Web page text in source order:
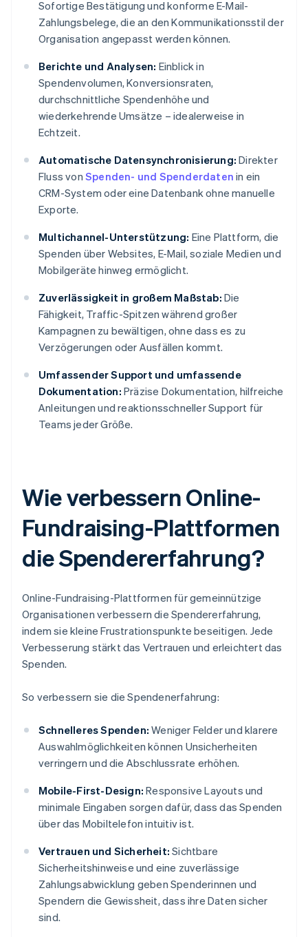
Sofortige Bestätigung und konforme E-Mail-
Zahlungsbelege, die an den Kommunikationsstil der
Organisation angepasst werden können.
Berichte und Analysen: Einblick in
Spendenvolumen, Konversionsraten,
durchschnittliche Spendenhöhe und
wiederkehrende Umsätze – idealerweise in
Echtzeit.
Automatische Datensynchronisierung: Direkter
Fluss von Spenden- und Spenderdaten in ein
CRM-System oder eine Datenbank ohne manuelle
Exporte.
Multichannel-Unterstützung: Eine Plattform, die
Spenden über Websites, E-Mail, soziale Medien und
Mobilgeräte hinweg ermöglicht.
Zuverlässigkeit in großem Maßstab: Die
Fähigkeit, Traffic-Spitzen während großer
Kampagnen zu bewältigen, ohne dass es zu
Verzögerungen oder Ausfällen kommt.
Umfassender Support und umfassende
Dokumentation: Präzise Dokumentation, hilfreiche
Anleitungen und reaktionsschneller Support für
Teams jeder Größe.
Wie verbessern Online-
Fundraising-Plattformen
die Spendererfahrung?
Online-Fundraising-Plattformen für gemeinnützige
Organisationen verbessern die Spendererfahrung,
indem sie kleine Frustrationspunkte beseitigen. Jede
Verbesserung stärkt das Vertrauen und erleichtert das
Spenden.
So verbessern sie die Spendenerfahrung:
Schnelleres Spenden: Weniger Felder und klarere
Auswahlmöglichkeiten können Unsicherheiten
verringern und die Abschlussrate erhöhen.
Mobile-First-Design: Responsive Layouts und
minimale Eingaben sorgen dafür, dass das Spenden
über das Mobiltelefon intuitiv ist.
Vertrauen und Sicherheit: Sichtbare
Sicherheitshinweise und eine zuverlässige
Zahlungsabwicklung geben Spenderinnen und
Spendern die Gewissheit, dass ihre Daten sicher
sind.